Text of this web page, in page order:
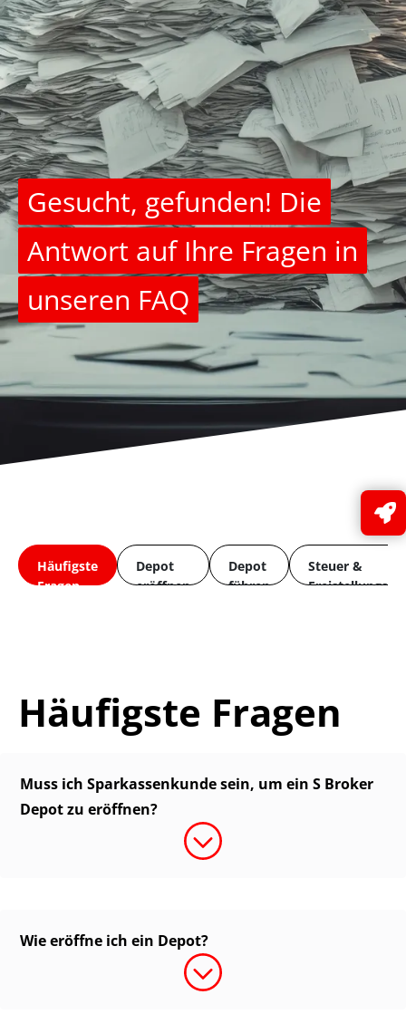
Gesucht, gefunden! Die
Antwort auf Ihre Fragen in
unseren FAQ
Häufigste
Fragen
Depot
eröffnen
Depot
führen
Steuer &
Häufigste Fragen
Muss ich Sparkassenkunde sein, um ein S Broker
Depot zu eröffnen?
Wie eröffne ich ein Depot?